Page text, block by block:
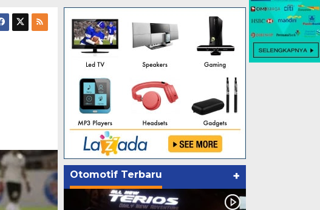
Otomotif Terbaru +